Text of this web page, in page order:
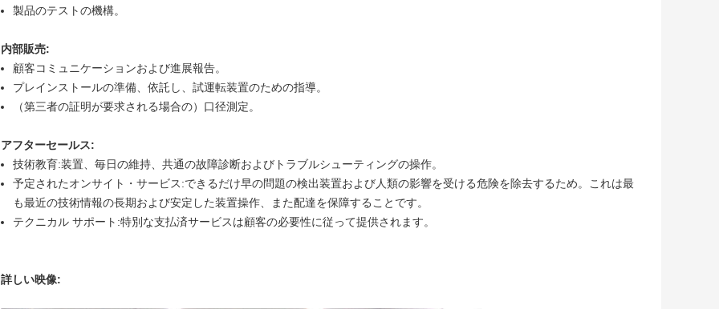
製品のテストの機構。
内部販売:
顧客コミュニケーションおよび進展報告。
プレインストールの準備、依託し、試運転装置のための指導。
（第三者の証明が要求される場合の）口径測定。
アフターセールス:
技術教育:装置、毎日の維持、共通の故障診断およびトラブルシューティングの操作。
予定されたオンサイト・サービス:できるだけ早の問題の検出装置および人類の影響を受ける危険を除去するため。これは最
も最近の技術情報の長期および安定した装置操作、また配達を保障することです。
テクニカル サポート:特別な支払済サービスは顧客の必要性に従って提供されます。
詳しい映像: